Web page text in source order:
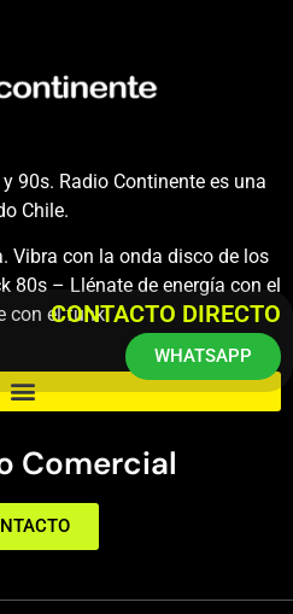
90s. Radio Continente es una
Chile.
Vibra con la onda disco de los
80s – Llénate de energía con el
con el funk.
Comercial
CONTACTO DIRECTO
WHATSAPP